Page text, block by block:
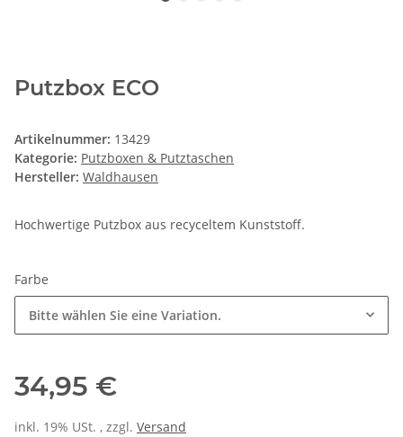
Putzbox ECO
Artikelnummer: 13429
Kategorie: Putzboxen & Putztaschen
Hersteller: Waldhausen
Hochwertige Putzbox aus recyceltem Kunststoff.
Farbe
Bitte wählen Sie eine Variation.
34,95 €
inkl. 19% USt. , zzgl. Versand